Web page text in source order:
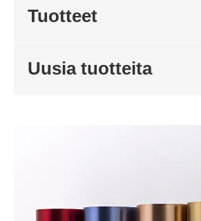
Tuotteet
Uusia tuotteita